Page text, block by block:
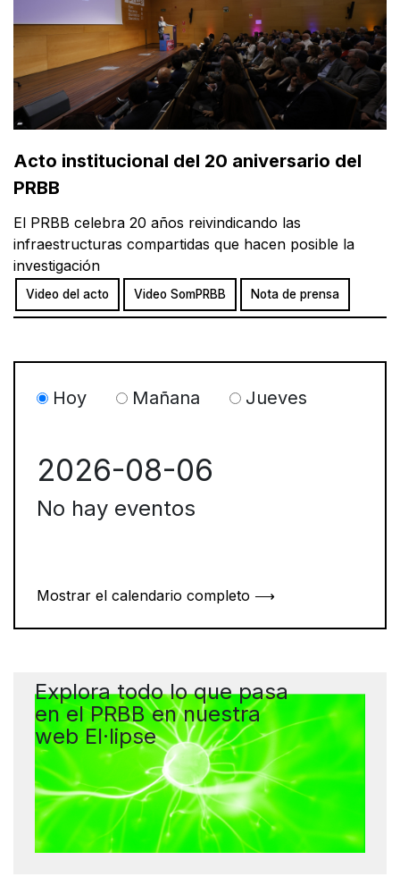
Acto institucional del 20 aniversario del
PRBB
El PRBB celebra 20 años reivindicando las
infraestructuras compartidas que hacen posible la
investigación
Video del acto Video SomPRBB Nota de prensa
Hoy Mañana Jueves
2026-08-06
No hay eventos
Mostrar el calendario completo ⟶
Explora todo lo que pasa
en el PRBB en nuestra
web El·lipse